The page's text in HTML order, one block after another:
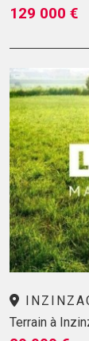
129 000 €
Terrain à